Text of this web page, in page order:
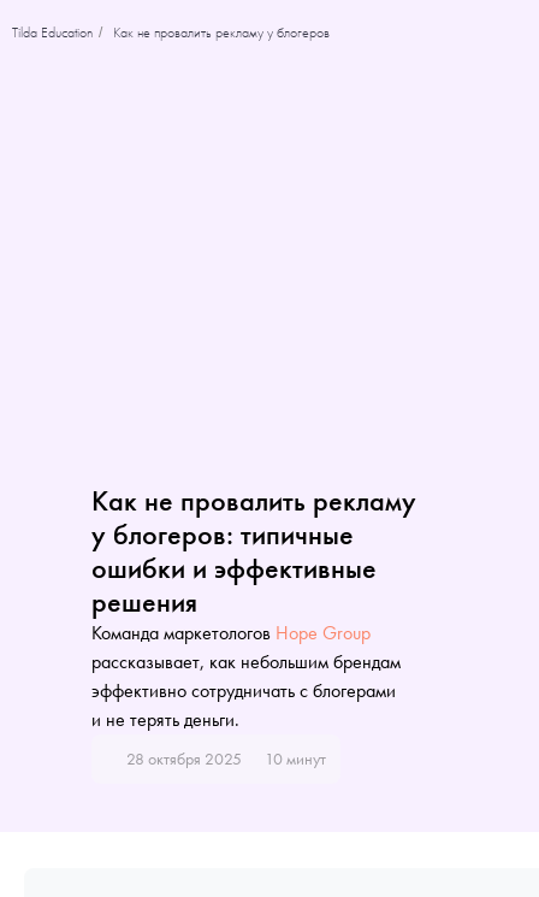
Tilda Education / Как не провалить рекламу у блогеров
Как не провалить рекламу
у блогеров: типичные
ошибки и эффективные
решения
Команда маркетологов Hope Group
рассказывает, как небольшим брендам
эффективно сотрудничать с блогерами
и не терять деньги.
28 октября 2025 10 минут